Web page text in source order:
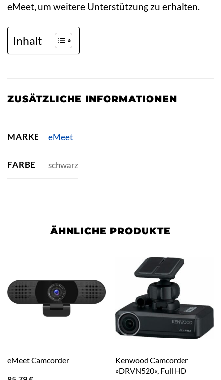
eMeet, um weitere Unterstützung zu erhalten.
Inhalt
ZUSÄTZLICHE INFORMATIONEN
MARKE eMeet
FARBE schwarz
ÄHNLICHE PRODUKTE
eMeet Camcorder
Kenwood Camcorder
»DRVN520«, Full HD